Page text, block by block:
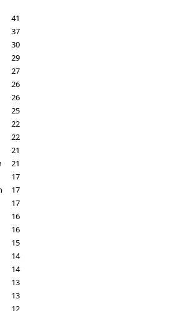
41
37
30
29
27
26
26
25
22
22
21
21
17
17
17
16
16
15
14
14
13
13
12